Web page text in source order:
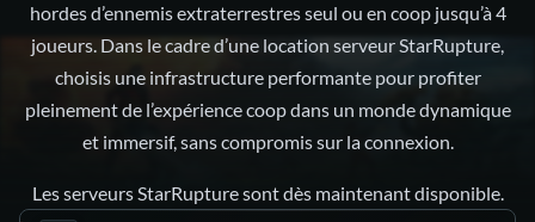
hordes d’ennemis extraterrestres seul ou en coop jusqu’à 4
joueurs. Dans le cadre d’une location serveur StarRupture,
choisis une infrastructure performante pour profiter
pleinement de l’expérience coop dans un monde dynamique
et immersif, sans compromis sur la connexion.
Les serveurs StarRupture sont dès maintenant disponible.